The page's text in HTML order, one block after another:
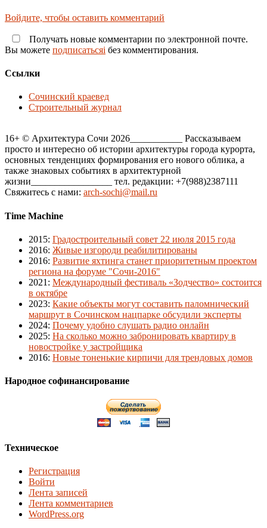
Войдите, чтобы оставить комментарий
Получать новые комментарии по электронной почте.
Вы можете подписатьсяi без комментирования.
Ссылки
Сочинский краевед
Строительный журнал
16+ © Архитектура Сочи 2026___________ Рассказываем
просто и интересно об истории архитектуры города курорта,
основных тенденциях формирования его нового облика, а
также знаковых событиях в архитектурной
жизни_________________ тел. редакции: +7(988)2387111
Свяжитесь с нами: arch-sochi@mail.ru
Time Machine
2015: Градостроительный совет 22 июля 2015 года
2016: Живые изгороди реабилитированы
2016: Развитие яхтинга станет приоритетным проектом
региона на форуме "Сочи-2016"
2021 : Международный фестиваль «Зодчество» состоится
в октябре
2023: Какие объекты могут составить паломнический
маршрут в Сочинском нацпарке обсудили эксперты
2024: Почему удобно слушать радио онлайн
2025: На сколько можно забронировать квартиру в
новостройке у застройщика
2016: Новые тоненькие кирпичи для трендовых домов
Народное софинансирование
Техническое
Регистрация
Войти
Лента записей
Лента комментариев
WordPress.org